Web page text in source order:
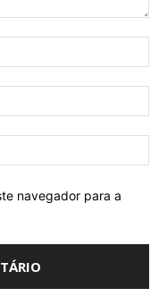
navegador para a